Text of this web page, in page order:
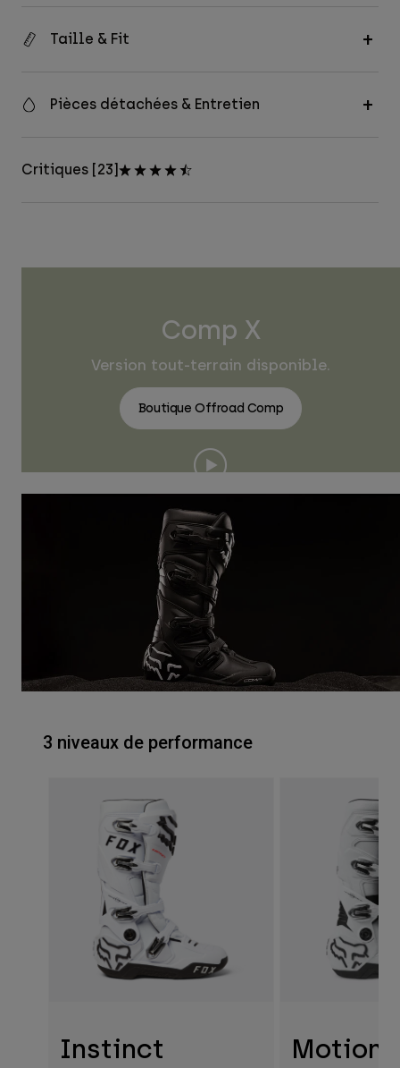
Taille & Fit
Pièces détachées & Entretien
Critiques [23]
Comp X
Version tout-terrain disponible.
Boutique Offroad Comp
3 niveaux de performance
Instinct Motion